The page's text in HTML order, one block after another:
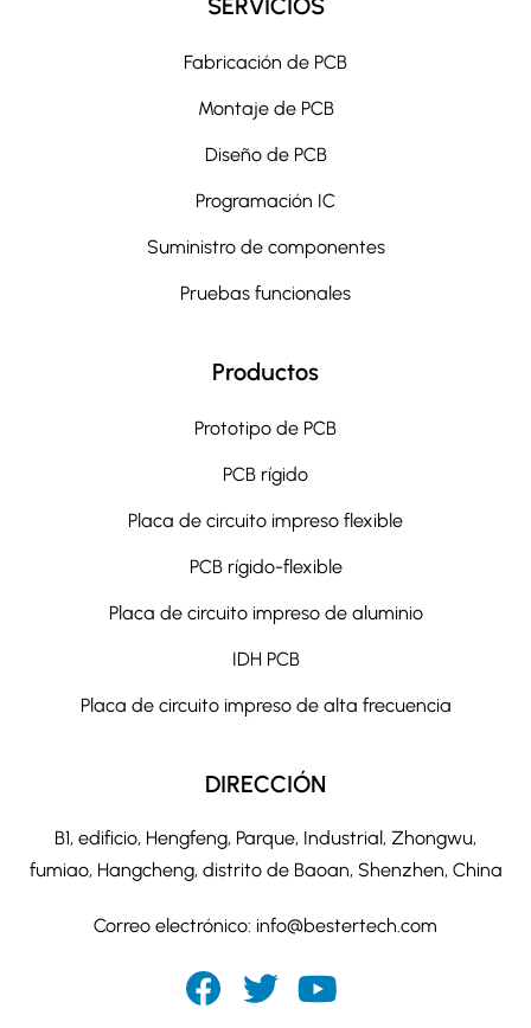
SERVICIOS
Fabricación de PCB
Montaje de PCB
Diseño de PCB
Programación IC
Suministro de componentes
Pruebas funcionales
Productos
Prototipo de PCB
PCB rígido
Placa de circuito impreso flexible
PCB rígido-flexible
Placa de circuito impreso de aluminio
IDH PCB
Placa de circuito impreso de alta frecuencia
DIRECCIÓN
B1, edificio, Hengfeng, Parque, Industrial, Zhongwu,
fumiao, Hangcheng, distrito de Baoan, Shenzhen, China
Correo electrónico: info@bestertech.com